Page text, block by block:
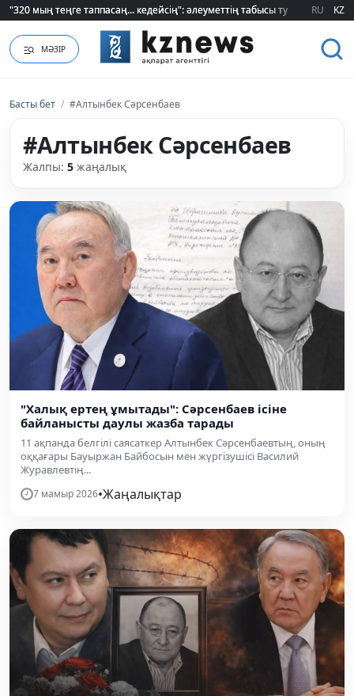
"320 мың теңге таппасаң... кедейсің": әлеуметтің табысы туралы түсінігі
"320 мың теңге таппасаң... кедейсің": әлеуметтің табысы туралы түсінігі
RU KZ
МӘЗІР
Басты бет / #Алтынбек Сәрсенбаев
#Алтынбек Сәрсенбаев
Жалпы: 5 жаңалық
"Халық ертең ұмытады": Сәрсенбаев ісіне
байланысты даулы жазба тарады
11 ақпанда белгілі саясаткер Алтынбек Сәрсенбаевтың, оның
оққағары Бауыржан Байбосын мен жүргізушісі Василий
Журавлевтің...
7 мамыр 2026•Жаңалықтар